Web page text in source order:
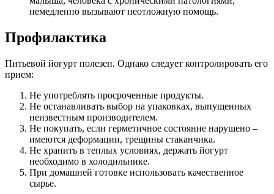
немедленно вызывают неотложную помощь.
Профилактика
Питьевой йогурт полезен. Однако следует контролировать его
прием:
Не употреблять просроченные продукты.
Не останавливать выбор на упаковках, выпущенных
неизвестным производителем.
Не покупать, если герметичное состояние нарушено –
имеются деформации, трещины стаканчика.
Не хранить в теплых условиях, держать йогурт
необходимо в холодильнике.
При домашней готовке использовать качественное
сырье.